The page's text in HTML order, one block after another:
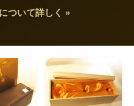
ついて詳しく »